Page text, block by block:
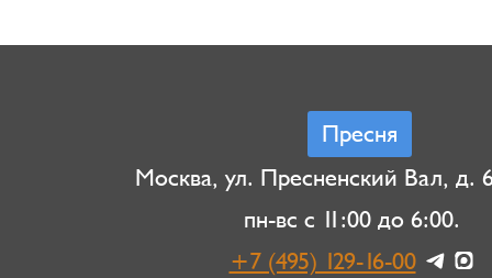
Пресня
Москва, ул. Пресненский Вал, д.
пн-вс с 11:00 до 6:00.
+7 (495) 129-16-00